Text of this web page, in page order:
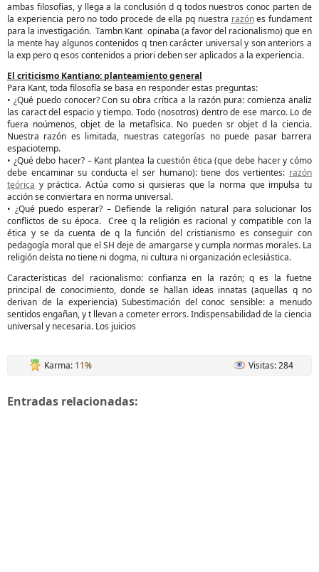
ambas filosofías, y llega a la conclusión d q todos nuestros conoc parten de
la experiencia pero no todo procede de ella pq nuestra razónes fundament
para la investigación. Tambn Kant opinaba (a favor del racionalismo) que en
la mente hay algunos contenidos q tnen carácter universal y son anteriors a
la exp pero q esos contenidos a priori deben ser aplicados a la experiencia.
El criticismo Kantiano: planteamiento general
Para Kant, toda filosofía se basa en responder estas preguntas:
• ¿Qué puedo conocer? Con su obra crítica a la razón pura: comienza analiz
las caract del espacio y tiempo. Todo (nosotros) dentro de ese marco. Lo de
fuera noúmenos, objet de la metafísica. No pueden sr objet d la ciencia.
Nuestra razón es limitada, nuestras categorías no puede pasar barrera
espaciotemp.
• ¿Qué debo hacer? – Kant plantea la cuestión ética (que debe hacer y cómo
debe encaminar su conducta el ser humano): tiene dos vertientes: razón
teórica y práctica. Actúa como si quisieras que la norma que impulsa tu
acción se conviertara en norma universal.
• ¿Qué puedo esperar? – Defiende la religión natural para solucionar los
conflictos de su época. Cree q la religión es racional y compatible con la
ética y se da cuenta de q la función del cristianismo es conseguir con
pedagogía moral que el SH deje de amargarse y cumpla normas morales. La
religión deísta no tiene ni dogma, ni cultura ni organización eclesiástica.
Características del racionalismo: confianza en la razón; q es la fuetne
principal de conocimiento, donde se hallan ideas innatas (aquellas q no
derivan de la experiencia) Subestimación del conoc sensible: a menudo
sentidos engañan, y t llevan a cometer errors. Indispensabilidad de la ciencia
universal y necesaria. Los juicios
Karma: 11% Visitas: 284
Entradas relacionadas: